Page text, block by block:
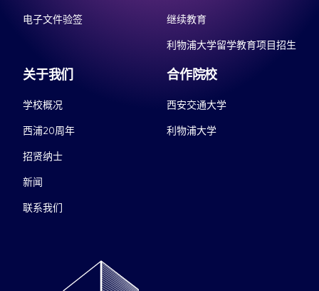
电子文件验签 继续教育
利物浦大学留学教育项目招生
关于我们
学校概况
西浦20周年
招贤纳士
新闻
联系我们
合作院校
西安交通大学
利物浦大学